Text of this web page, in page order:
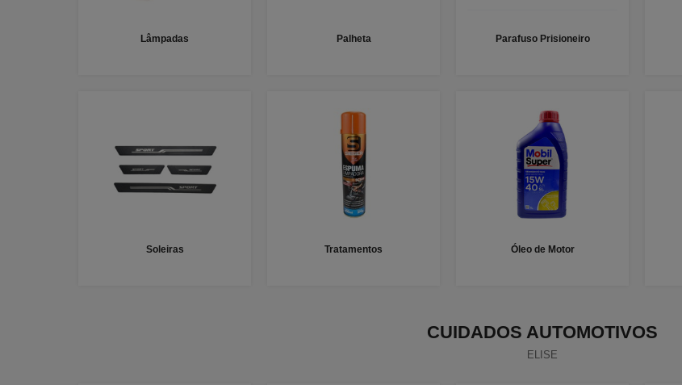
Lâmpadas Palheta Parafuso Prisioneiro
Soleiras Tratamentos Óleo de Motor
CUIDADOS AUTOMOTIVOS
ELISE